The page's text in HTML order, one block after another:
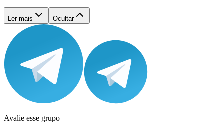
Ler mais Ocultar
Avalie esse grupo